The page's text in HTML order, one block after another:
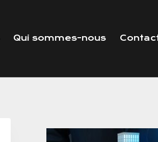
Qui sommes-nous